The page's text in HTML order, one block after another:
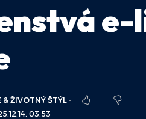
03:53
& ŽIVOTNÝ ŠTÝL